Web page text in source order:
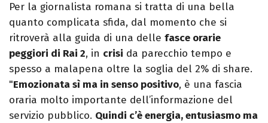
Per la giornalista romana si tratta di una bella
quanto complicata sfida, dal momento che si
ritroverà alla guida di una delle fasce orarie
peggiori di Rai 2, in crisi da parecchio tempo e
spesso a malapena oltre la soglia del 2% di share.
"Emozionata sì ma in senso positivo, è una fascia
oraria molto importante dell’informazione del
servizio pubblico. Quindi c’è energia, entusiasmo ma